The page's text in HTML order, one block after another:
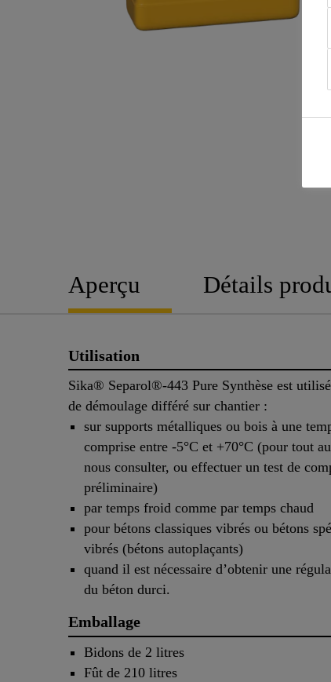
Aperçu Détails
Utilisation
Sika® Separol®-443 Pure Synthèse est
de démoulage différé sur chantier :
sur supports métalliques ou bois à une
comprise entre -5°C et +70°C (pour tout
nous consulter, ou effectuer un test de
préliminaire)
par temps froid comme par temps chaud
pour bétons classiques vibrés ou bétons
vibrés (bétons autoplaçants)
quand il est nécessaire d’obtenir une
du béton durci.
Emballage
Bidons de 2 litres
Fût de 210 litres